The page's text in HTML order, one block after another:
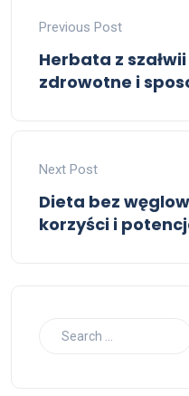
Previous Post
Herbata z
zdrowotne i
Next Post
Dieta bez
korzyści i